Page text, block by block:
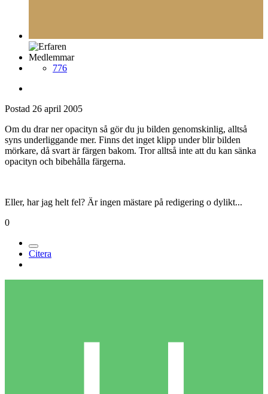
Medlemmar
776
Postad 26 april 2005
Om du drar ner opacityn så gör du ju bilden genomskinlig, alltså
syns underliggande mer. Finns det inget klipp under blir bilden
mörkare, då svart är färgen bakom. Tror alltså inte att du kan sänka
opacityn och bibehålla färgerna.
Eller, har jag helt fel? Är ingen mästare på redigering o dylikt...
0
Citera